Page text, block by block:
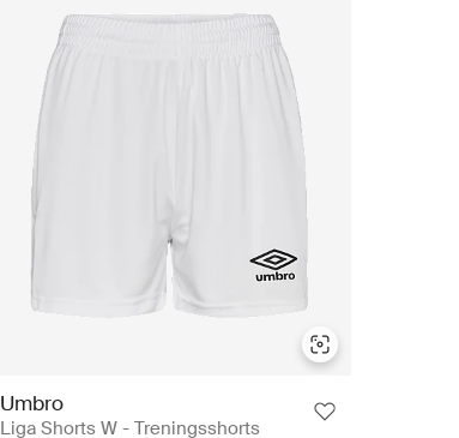
Umbro
Liga Shorts W - Treningsshorts